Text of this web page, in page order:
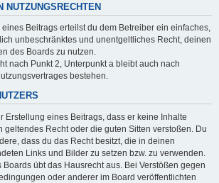
NUTZUNGSRECHTEN
eines Beitrags erteilst du dem Betreiber ein einfaches,
unbeschränktes und unentgeltliches Recht, deinen
des Boards zu nutzen.
nach Punkt 2, Unterpunkt a bleibt auch nach
bestehen.
Erstellung eines Beitrags, dass er keine Inhalte
geltendes Recht oder die guten Sitten verstoßen. Du
dass du das Recht besitzt, die in deinen
Links und Bilder zu setzen bzw. zu verwenden.
Boards übt das Hausrecht aus. Bei Verstößen gegen
oder anderer im Board veröffentlichten